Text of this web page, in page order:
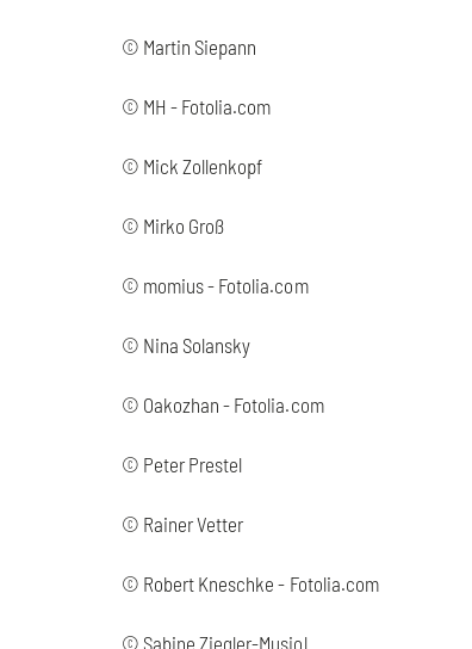
© Martin Siepann
© MH - Fotolia.com
© Mick Zollenkopf
© Mirko Groß
© momius - Fotolia.com
© Nina Solansky
© Oakozhan - Fotolia.com
© Peter Prestel
© Rainer Vetter
© Robert Kneschke - Fotolia.com
© Sabine Ziegler-Musiol